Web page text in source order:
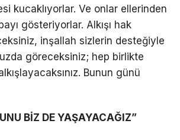
kucaklıyorlar. Ve onlar ellerinden
gösteriyorlar. Alkışı hak
inşallah sizlerin desteğiyle
göreceksiniz; hep birlikte
Bunun günü
BİZ DE YAŞAYACAĞIZ”